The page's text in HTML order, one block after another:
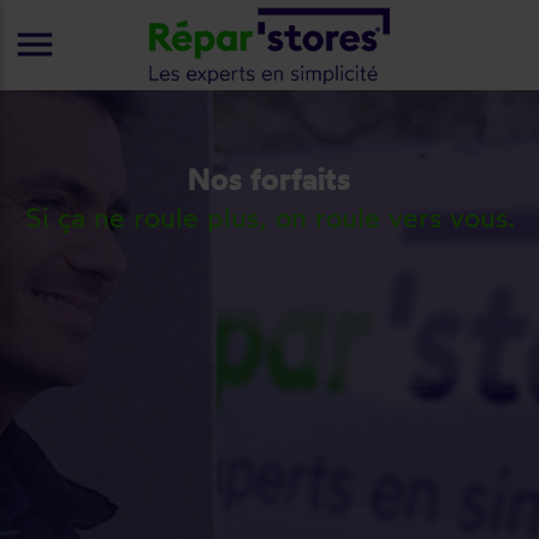
Nos forfaits
Si ça ne roule plus, on roule vers vous.
menu